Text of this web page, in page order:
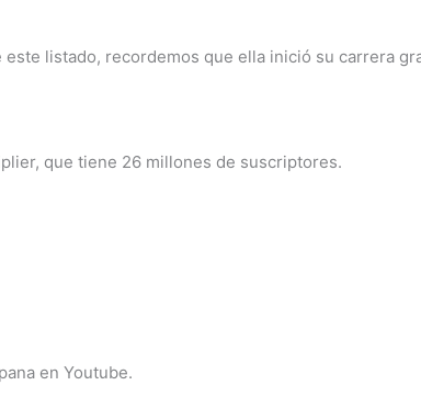
listado, recordemos que ella inició su carrera
que tiene 26 millones de suscriptores.
en Youtube.